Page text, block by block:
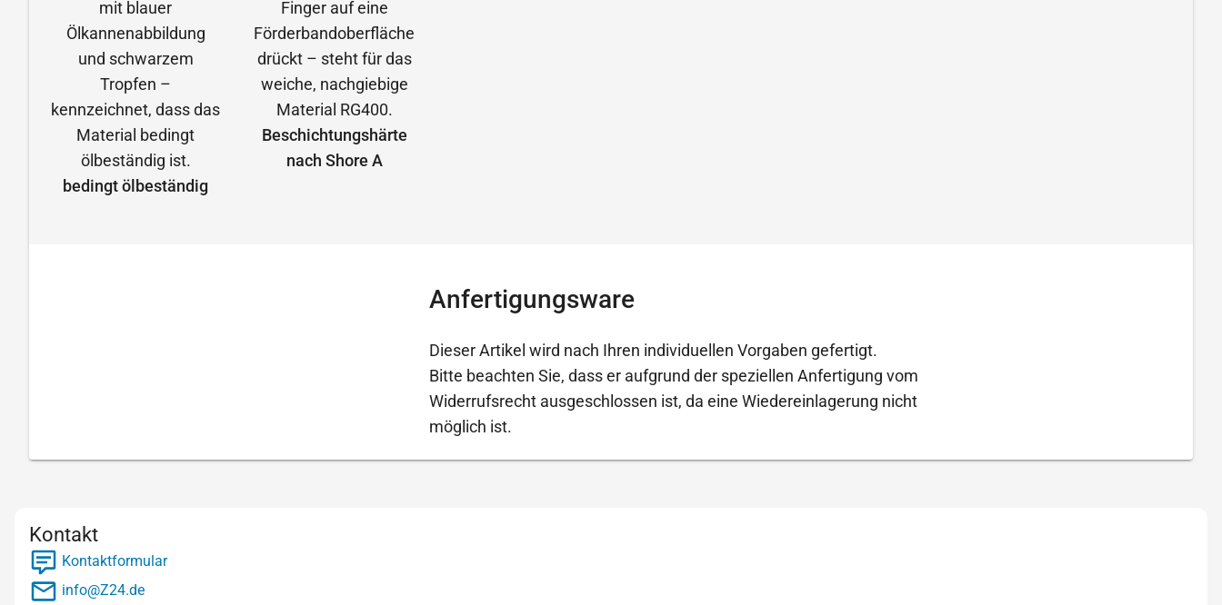
bedingt ölbeständig
Beschichtungshärte
nach Shore A
Anfertigungsware
Dieser Artikel wird nach Ihren individuellen Vorgaben gefertigt.
Bitte beachten Sie, dass er aufgrund der speziellen Anfertigung vom
Widerrufsrecht ausgeschlossen ist, da eine Wiedereinlagerung nicht
möglich ist.
Kontakt
Kontaktformular
info@Z24.de